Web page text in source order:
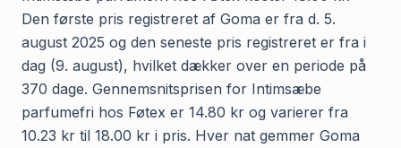
Den første pris registreret af Goma er fra d. 5.
august 2025 og den seneste pris registreret er fra i
dag (9. august), hvilket dækker over en periode på
370 dage. Gennemsnitsprisen for Intimsæbe
parfumefri hos Føtex er 14.80 kr og varierer fra
10.23 kr til 18.00 kr i pris. Hver nat gemmer Goma